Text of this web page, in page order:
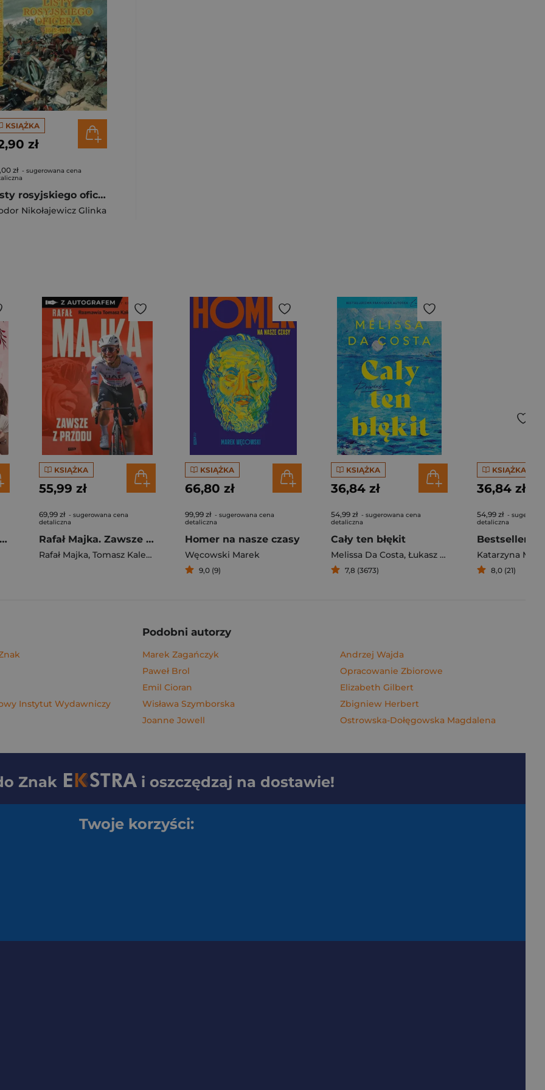
KSIĄŻKA
zł
zł - sugerowana cena
Listy rosyjskiego oficera o Polsce BR
Nikołajewicz Glinka
Pierogi z kimchi. Moje ulubione azjatyckie przepisy - książka z autografem
KSIĄŻKA
55,99 zł
69,99 zł - sugerowana cena
detaliczna
Rafał Majka. Zawsze z przodu. Rozmawia Tomasz Kalemba - książka z autografem
Rafał Majka, Tomasz Kalemba
KSIĄŻKA
66,80 zł
99,99 zł - sugerowana cena
detaliczna
Homer na nasze czasy
Węcowski Marek
9,0 (9)
KSIĄŻKA
36,84 zł
54,99 zł - sugerowana cena
detaliczna
Cały ten błękit
Melissa Da Costa, Łukasz Müller
7,8 (3673)
KSIĄŻKA
36,84 zł
54,99 zł -
detaliczna
Bestseller.
Katarzyna
8,0 (21)
Instytut Wydawniczy
Podobni autorzy
Marek Zagańczyk
Paweł Brol
Emil Cioran
Wisława Szymborska
Joanne Jowell
Andrzej Wajda
Opracowanie Zbiorowe
Elizabeth Gilbert
Zbigniew Herbert
Ostrowska-Dołęgowska Magdalena
Znak i oszczędzaj na dostawie!
Twoje korzyści: